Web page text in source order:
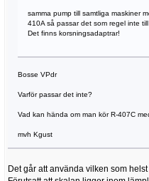
samma pump till samtliga maskiner
410A så passar det som regel inte
Det finns korsningsadaptrar!
Bosse VPdr
Varför passar det inte?
Vad kan hända om man kör R-407C
mvh Kgust
Det går att använda vilken som